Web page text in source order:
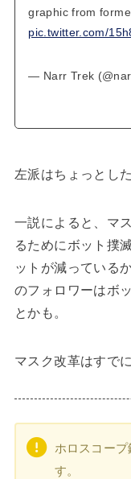
graphic from
pic.twitter.com/
— Narr Trek
左派はちょっとし
一説によると、マ
るためにボット撲
ットが減っている
のフォロワーはボ
とかも。
マスク改革はすで
ホロスコー
す。